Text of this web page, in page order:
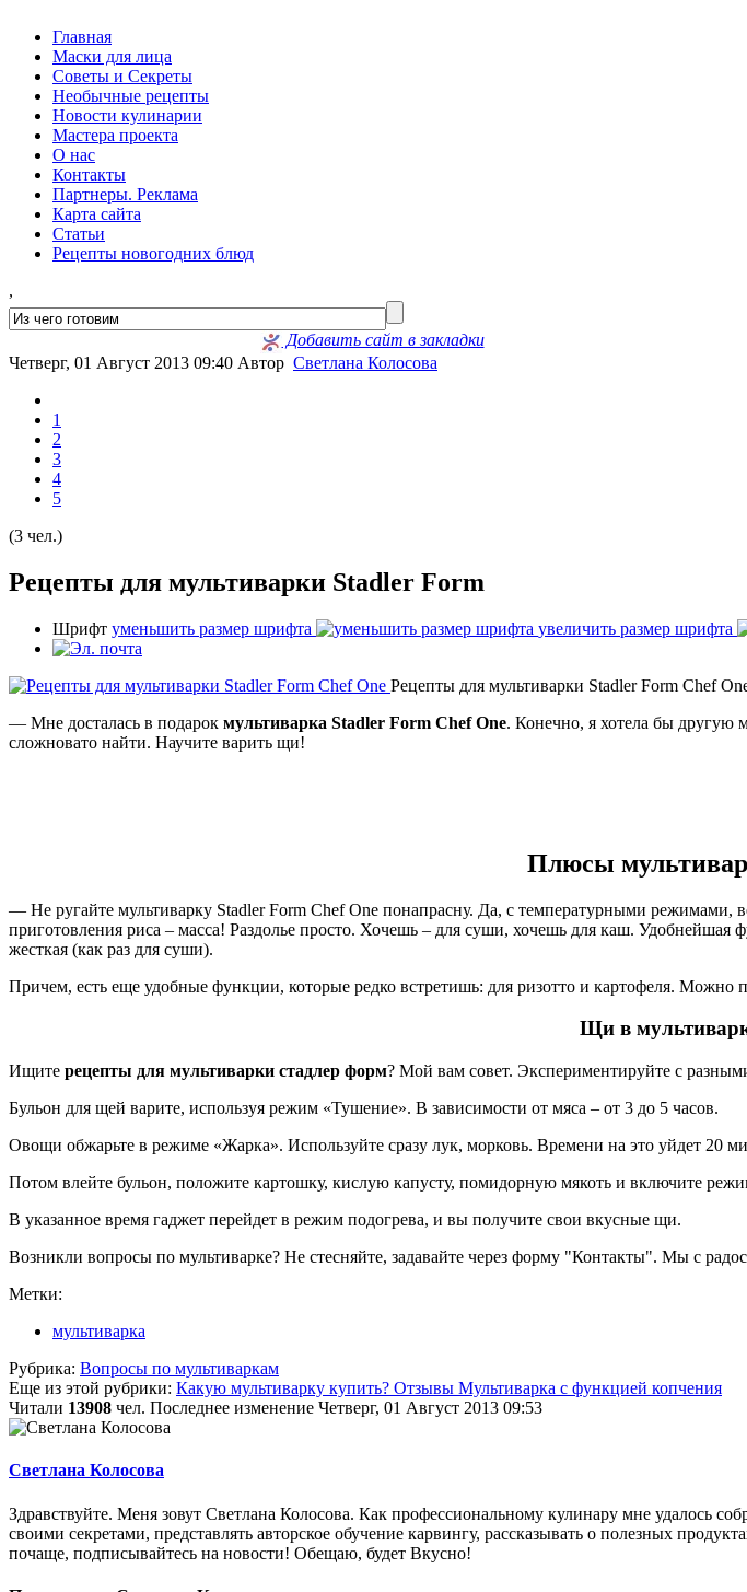
Главная
Маски для лица
Советы и Секреты
Необычные рецепты
Новости кулинарии
Мастера проекта
О нас
Контакты
Партнеры. Реклама
Карта сайта
Статьи
Рецепты новогодних блюд
,
Добавить сайт в закладки
Четверг, 01 Август 2013 09:40 Автор Светлана Колосова
1
2
3
4
5
(3 чел.)
Рецепты для мультиварки Stadler Form
Шрифт уменьшить размер шрифта увеличить размер шрифта
Рецепты для мультиварки Stadler Form Chef
— Мне досталась в подарок мультиварка Stadler Form Chef One. Конечно, я хотела бы
сложновато найти. Научите варить щи!
Плюсы
— Не ругайте мультиварку Stadler Form Chef One понапрасну. Да, с температурными режимами,
приготовления риса – масса! Раздолье просто. Хочешь – для суши, хочешь для каш.
жесткая (как раз для суши).
Причем, есть еще удобные функции, которые редко встретишь: для ризотто и картофеля. Можно
Щи в
Ищите рецепты для мультиварки стадлер форм? Мой вам совет. Экспериментируйте с
Бульон для щей варите, используя режим «Тушение». В зависимости от мяса – от 3 до 5 часов.
Овощи обжарьте в режиме «Жарка». Используйте сразу лук, морковь. Времени на это уйдет 20
Потом влейте бульон, положите картошку, кислую капусту, помидорную мякоть и включите
В указанное время гаджет перейдет в режим подогрева, и вы получите свои вкусные щи.
Возникли вопросы по мультиварке? Не стесняйте, задавайте через форму "Контакты". Мы с
Метки:
мультиварка
Рубрика: Вопросы по мультиваркам
Еще из этой рубрики: Какую мультиварку купить? Отзывы Мультиварка с функцией копчения
Читали 13908 чел. Последнее изменение Четверг, 01 Август 2013 09:53
Светлана Колосова
Здравствуйте. Меня зовут Светлана Колосова. Как профессиональному кулинару мне удалось
своими секретами, представлять авторское обучение карвингу, рассказывать о полезных
почаще, подписывайтесь на новости! Обещаю, будет Вкусно!